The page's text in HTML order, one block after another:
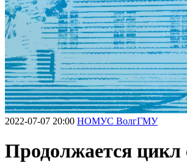
2022-07-07 20:00 НОМУС ВолгГМУ
Продолжается